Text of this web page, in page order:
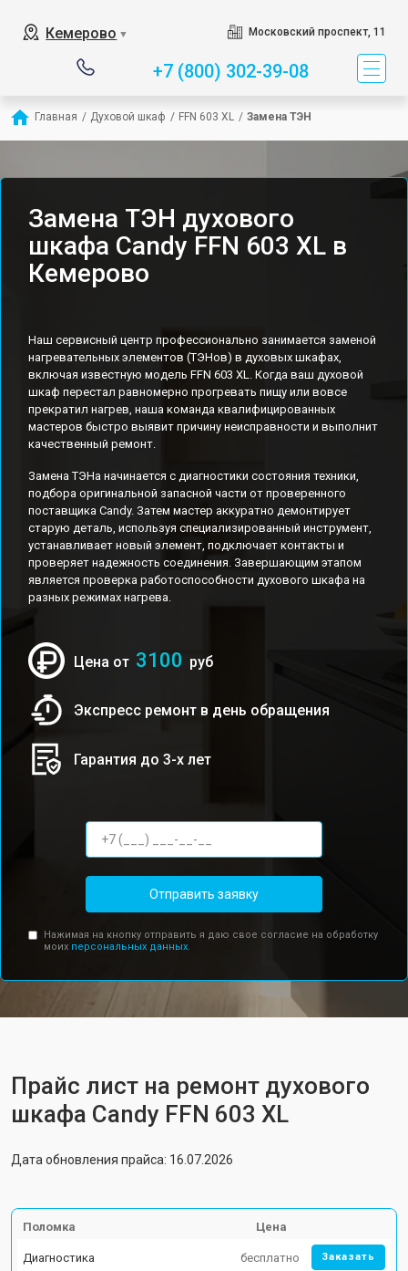
Кемерово ▼ Московский проспект, 11
+7 (800) 302-39-08
Главная / Духовой шкаф / FFN 603 XL / Замена ТЭН
Замена ТЭН духового
шкафа Candy FFN 603 XL в
Кемерово
Наш сервисный центр профессионально занимается заменой
нагревательных элементов (ТЭНов) в духовых шкафах,
включая известную модель FFN 603 XL. Когда ваш духовой
шкаф перестал равномерно прогревать пищу или вовсе
прекратил нагрев, наша команда квалифицированных
мастеров быстро выявит причину неисправности и выполнит
качественный ремонт.
Замена ТЭНа начинается с диагностики состояния техники,
подбора оригинальной запасной части от проверенного
поставщика Candy. Затем мастер аккуратно демонтирует
старую деталь, используя специализированный инструмент,
устанавливает новый элемент, подключает контакты и
проверяет надежность соединения. Завершающим этапом
является проверка работоспособности духового шкафа на
разных режимах нагрева.
Цена от 3100 руб
Экспресс ремонт в день обращения
Гарантия до 3-х лет
Отправить заявку
Нажимая на кнопку отправить я даю свое согласие на обработку
моих персональных данных.
Прайс лист на ремонт духового
шкафа Candy FFN 603 XL
Дата обновления прайса: 16.07.2026
Поломка Цена
Диагностика бесплатно Заказать